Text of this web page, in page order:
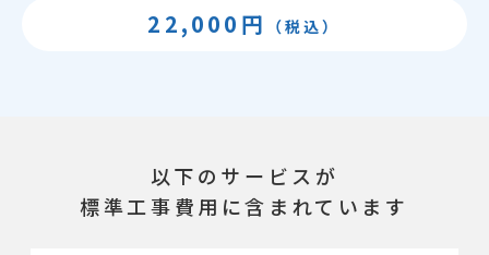
22,000円 （税込）
以下のサービスが
標準工事費用に含まれています